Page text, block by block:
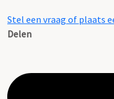
Stel een vraag of plaats
Delen